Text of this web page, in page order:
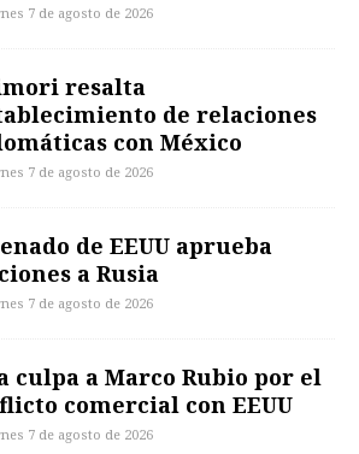
7 de agosto de 2026
resalta
de relaciones
con México
7 de agosto de 2026
de EEUU aprueba
a Rusia
7 de agosto de 2026
culpa a Marco Rubio por el
comercial con EEUU
7 de agosto de 2026